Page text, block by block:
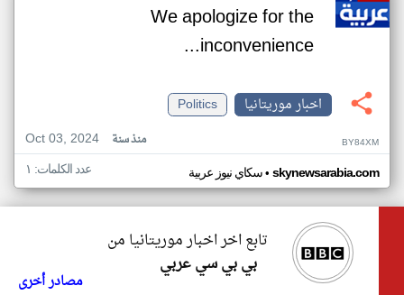
We apologize for the
inconvenience...
اخبار موريتانيا
Politics
Oct 03, 2024
منذ سنة BY84XM
سكاي نيوز عربية• skynewsarabia.com عدد الكلمات: ١
تابع اخر اخبار موريتانيا من
بي بي سي عربي
مصادر أخرى